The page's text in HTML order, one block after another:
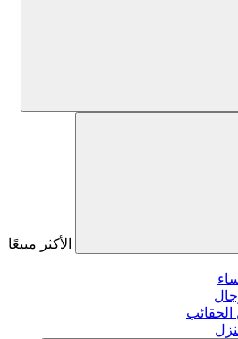
الأكثر مبيعًا
الحقائب